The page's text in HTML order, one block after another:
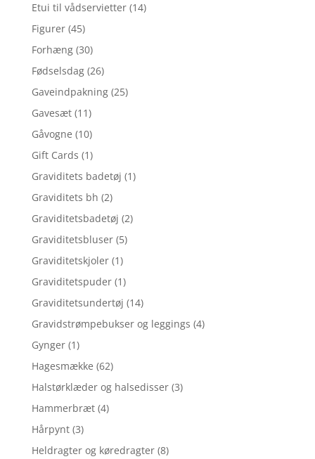
Etui til vådservietter (14)
Figurer (45)
Forhæng (30)
Fødselsdag (26)
Gaveindpakning (25)
Gavesæt (11)
Gåvogne (10)
Gift Cards (1)
Graviditets badetøj (1)
Graviditets bh (2)
Graviditetsbadetøj (2)
Graviditetsbluser (5)
Graviditetskjoler (1)
Graviditetspuder (1)
Graviditetsundertøj (14)
Gravidstrømpebukser og leggings (4)
Gynger (1)
Hagesmække (62)
Halstørklæder og halsedisser (3)
Hammerbræt (4)
Hårpynt (3)
Heldragter og køredragter (8)